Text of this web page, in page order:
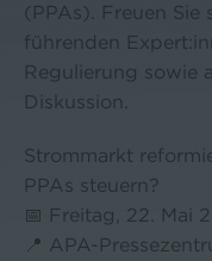
(PPAs). Freuen
führenden
Regulierung sowie
Diskussion.
Strommarkt
PPAs steuern?
📅 Freitag, 22. Mai
📍 APA-